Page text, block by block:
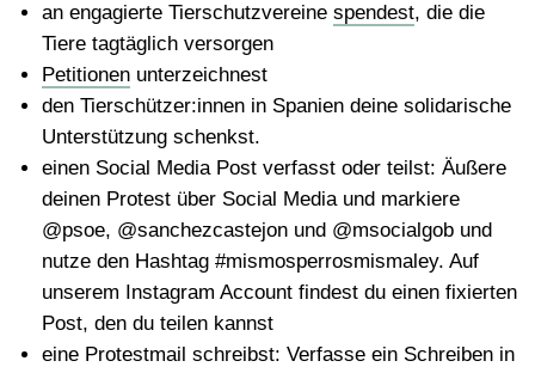
an engagierte Tierschutzvereine spendest, die die
Tiere tagtäglich versorgen
Petitionen unterzeichnest
den Tierschützer:innen in Spanien deine solidarische
Unterstützung schenkst.
einen Social Media Post verfasst oder teilst: Äußere
deinen Protest über Social Media und markiere
@psoe, @sanchezcastejon und @msocialgob und
nutze den Hashtag #mismosperrosmismaley. Auf
unserem Instagram Account findest du einen fixierten
Post, den du teilen kannst
eine Protestmail schreibst: Verfasse ein Schreiben in